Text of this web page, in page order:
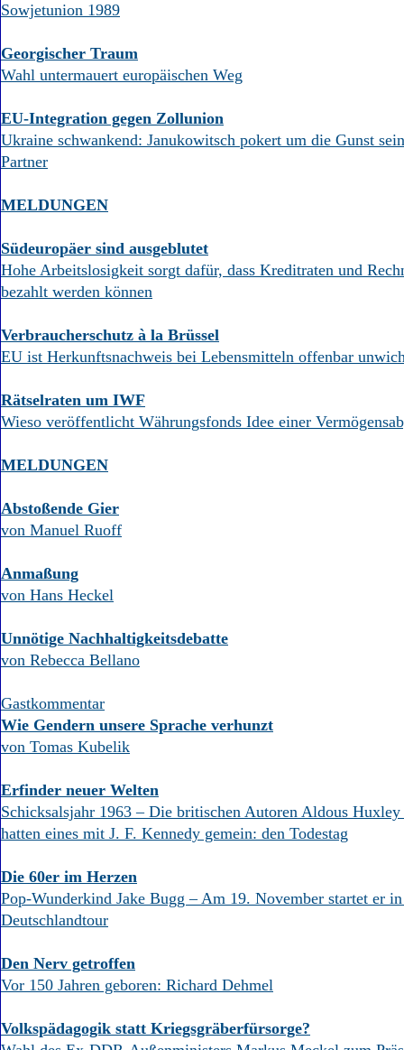
Sowjetunion 1989
Georgischer Traum
Wahl untermauert europäischen Weg
EU-Integration gegen Zollunion
Ukraine schwankend: Janukowitsch pokert um die Gunst
Partner
MELDUNGEN
Südeuropäer sind ausgeblutet
Hohe Arbeitslosigkeit sorgt dafür, dass Kreditraten und
bezahlt werden können
Verbraucherschutz à la Brüssel
EU ist Herkunftsnachweis bei Lebensmitteln offenbar
Rätselraten um IWF
Wieso veröffentlicht Währungsfonds Idee einer
MELDUNGEN
Abstoßende Gier
von Manuel Ruoff
Anmaßung
von Hans Heckel
Unnötige Nachhaltigkeitsdebatte
von Rebecca Bellano
Gastkommentar
Wie Gendern unsere Sprache verhunzt
von Tomas Kubelik
Erfinder neuer Welten
Schicksalsjahr 1963 – Die britischen Autoren Aldous
hatten eines mit J. F. Kennedy gemein: den Todestag
Die 60er im Herzen
Pop-Wunderkind Jake Bugg – Am 19. November startet er
Deutschlandtour
Den Nerv getroffen
Vor 150 Jahren geboren: Richard Dehmel
Volkspädagogik statt Kriegsgräberfürsorge?